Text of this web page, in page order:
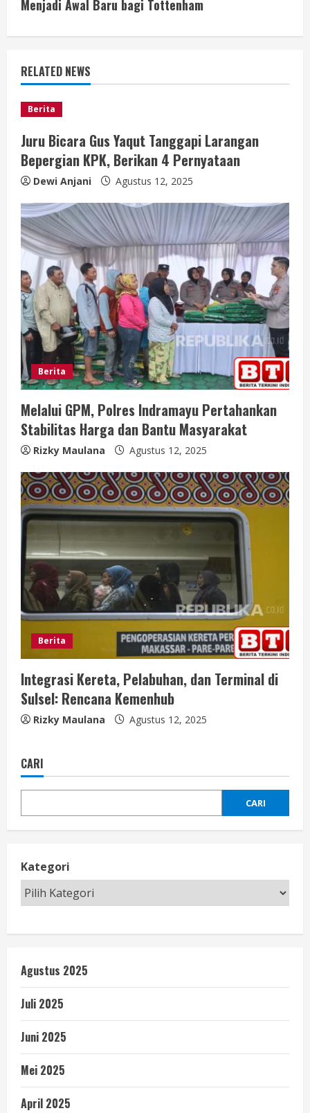
i
n
u
e
R
e
a
d
i
n
g
Menjadi Awal Baru bagi Tottenham
RELATED NEWS
Berita
Juru Bicara Gus Yaqut Tanggapi Larangan
Bepergian KPK, Berikan 4 Pernyataan
Dewi Anjani Agustus 12, 2025
Berita
Melalui GPM, Polres Indramayu Pertahankan
Stabilitas Harga dan Bantu Masyarakat
Rizky Maulana Agustus 12, 2025
Berita
Integrasi Kereta, Pelabuhan, dan Terminal di
Sulsel: Rencana Kemenhub
Rizky Maulana Agustus 12, 2025
CARI
CARI
Kategori
Agustus 2025
Juli 2025
Juni 2025
Mei 2025
April 2025